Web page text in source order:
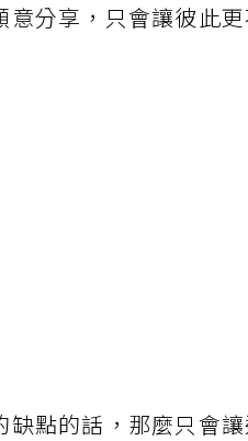
分享，只會讓彼此
點的話，那麼只會